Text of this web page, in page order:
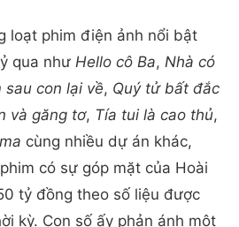
loạt phim điện ảnh nổi bật
qua như Hello cô Ba, Nhà có
sau con lại về, Quý tử bất đắc
và găng tơ, Tía tui là cao thủ,
cùng nhiều dự án khác,
có sự góp mặt của Hoài
tỷ đồng theo số liệu được
kỳ. Con số ấy phản ánh một